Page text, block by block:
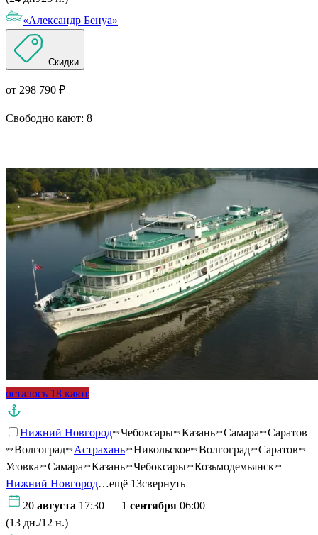
«Александр Бенуа»
Скидки
от 298 790 ₽
Свободно кают: 8
осталось 18 кают
Нижний Новгород Чебоксары Казань Самара
Саратов
Волгоград
Астрахань Никольское Волгоград
Саратов
Усовка
Самара Казань Чебоксары
Козьмодемьянск
Нижний Новгород…ещё 13свернуть
20 августа 17:30 — 1 сентября 06:00
(13 дн./12 н.)